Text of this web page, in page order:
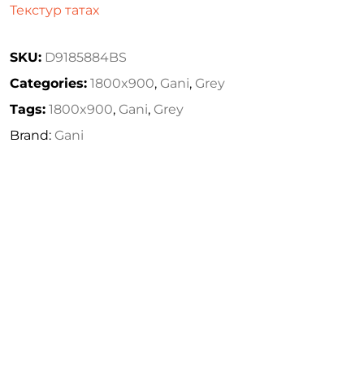
Текстур татах
SKU: D9185884BS
Categories: 1800x900, Gani, Grey
Tags: 1800x900, Gani, Grey
Brand: Gani